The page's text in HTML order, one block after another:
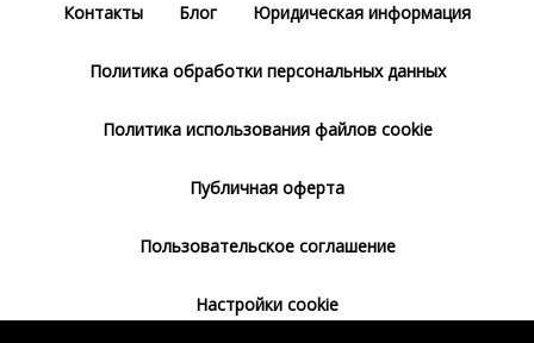
Контакты Блог Юридическая информация
Политика обработки персональных данных
Политика использования файлов cookie
Публичная оферта
Пользовательское соглашение
Настройки cookie